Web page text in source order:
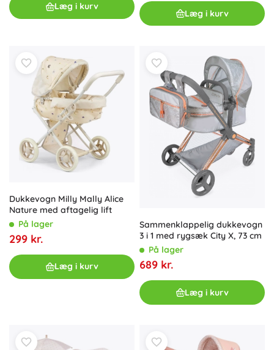
Læg i kurv
Læg i kurv
Dukkevogn Milly Mally Alice
Nature med aftagelig lift
På lager
299 kr.
Læg i kurv
Sammenklappelig dukkevogn
3 i 1 med rygsæk City X, 73 cm
På lager
689 kr.
Læg i kurv